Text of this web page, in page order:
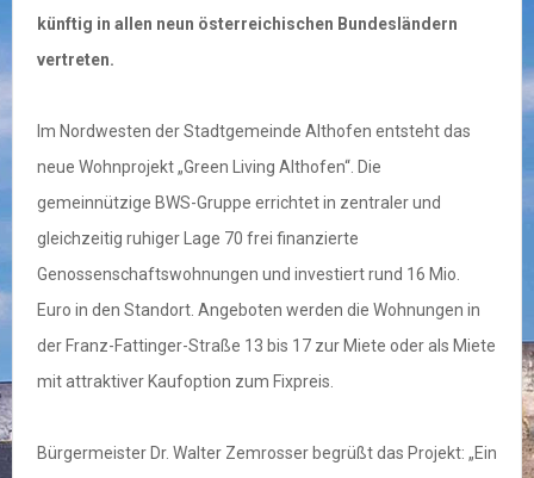
künftig in allen neun österreichischen Bundesländern
vertreten.
Im Nordwesten der Stadtgemeinde Althofen entsteht das
neue Wohnprojekt „Green Living Althofen“. Die
gemeinnützige BWS-Gruppe errichtet in zentraler und
gleichzeitig ruhiger Lage 70 frei finanzierte
Genossenschaftswohnungen und investiert rund 16 Mio.
Euro in den Standort. Angeboten werden die Wohnungen in
der Franz-Fattinger-Straße 13 bis 17 zur Miete oder als Miete
mit attraktiver Kaufoption zum Fixpreis.
Bürgermeister Dr. Walter Zemrosser begrüßt das Projekt: „Ein